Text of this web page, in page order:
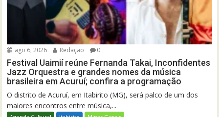
ago 6, 2026 Redação 0
Festival Uaimií reúne Fernanda Takai, Inconfidentes
Jazz Orquestra e grandes nomes da música
brasileira em Acuruí; confira a programação
O distrito de Acuruí, em Itabirito (MG), será palco de um dos
maiores encontros entre música,...